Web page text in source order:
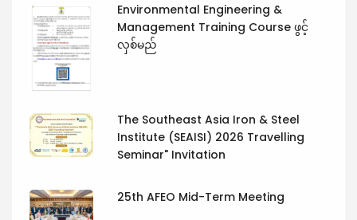
Environmental Engineering &
Management Training Course ဖွင့်
လှစ်မည်
The Southeast Asia Iron & Steel
Institute (SEAISI) 2026 Travelling
Seminar" Invitation
25th AFEO Mid-Term Meeting